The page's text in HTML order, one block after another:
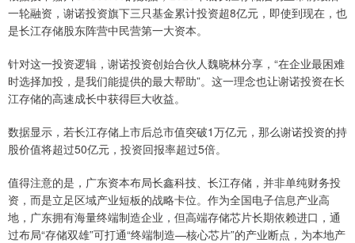
一轮融资，谢诺投资旗下三只基金累计投资超8亿元，即使到现在，也
是长江存储股东阵营中民营第一大资本。
针对这一投资逻辑，谢诺投资创始合伙人魏晓林分享，“在企业最困难
时选择加投，是我们能提供的最大帮助”。这一理念也让谢诺投资在长
江存储的高速成长中获得巨大收益。
数据显示，若长江存储上市后总市值突破1万亿元，那么谢诺投资的持
股价值将超过50亿元，投资回报率超过5倍。
值得注意的是，广东资本布局长鑫科技、长江存储，并非单纯财务投
资，而是立足区域产业短板的战略卡位。作为全国电子信息产业高
地，广东拥有海量终端制造企业，但高端存储芯片长期依赖进口，通
过布局“存储双雄”可打通“终端制造—核心芯片”的产业断点，为本地产